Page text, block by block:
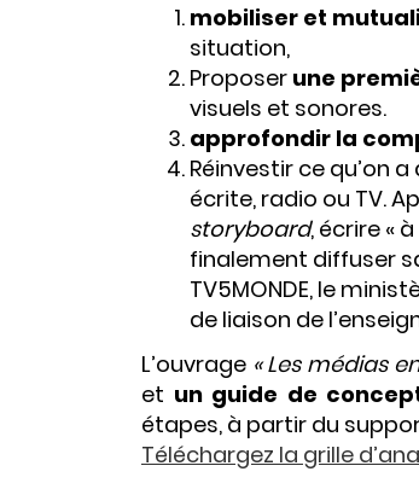
mobiliser et
situation,
Proposer une
visuels et sonores.
approfondir la
Réinvestir ce qu’on
écrite, radio ou TV.
storyboard, écrire «
finalement diffuser
TV5MONDE, le
de liaison de
L’ouvrage « Les médias
et un guide de
étapes, à partir du
Téléchargez la grille